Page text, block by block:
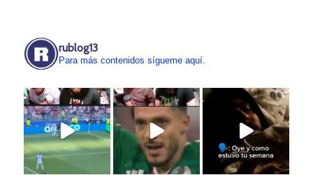
rublog13
Para más contenidos sígueme aquí.